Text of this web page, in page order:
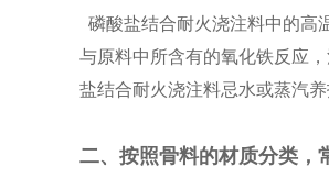
磷酸盐结合耐火浇注料中的高
与原料中所含有的氧化铁反应
盐结合耐火浇注料忌水或蒸汽养
二、按照骨料的材质分类，